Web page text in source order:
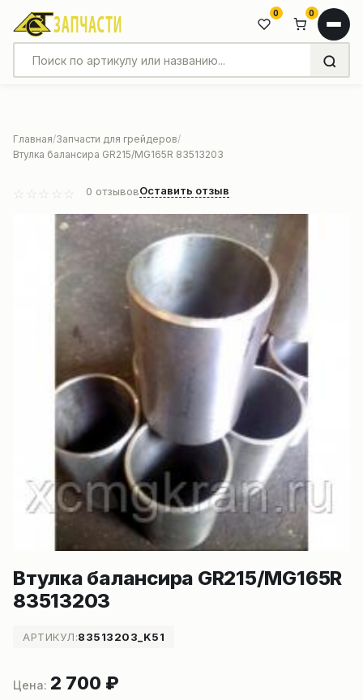
0 0
Главная Запчасти для грейдеров
Втулка балансира GR215/MG165R 83513203
0 отзывовОставить отзыв
Втулка балансира GR215/MG165R
83513203
АРТИКУЛ:83513203_K51
2 700 ₽